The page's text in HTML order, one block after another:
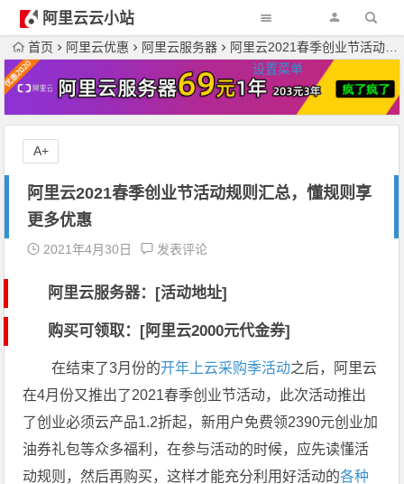
阿里云云小站
设置菜单
首页 阿里云优惠 阿里云服务器 阿里云2021春季创业节活动规则汇总，懂规则享更多优惠
阿里云2021春季创业节活动规则汇总，懂规则享
更多优惠
2021年4月30日 发表评论
阿里云服务器：[活动地址]
购买可领取：[阿里云2000元代金券]
在结束了3月份的开年上云采购季活动之后，阿里云
在4月份又推出了2021春季创业节活动，此次活动推出
了创业必须云产品1.2折起，新用户免费领2390元创业加
油券礼包等众多福利，在参与活动的时候，应先读懂活
动规则，然后再购买，这样才能充分利用好活动的各种
A+